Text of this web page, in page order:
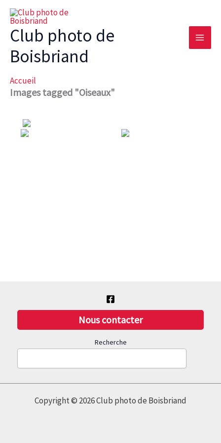
Aller
contenu
Club photo de
Boisbriand
Accueil
Images tagged "Oiseaux"
Nous contacter
Recherche
Copyright © 2026 Club photo de Boisbriand